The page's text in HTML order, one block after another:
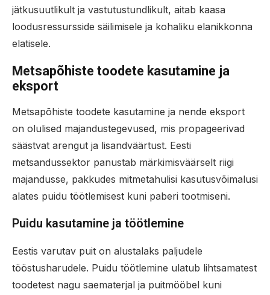
jätkusuutlikult ja vastutustundlikult, aitab kaasa
loodusressursside säilimisele ja kohaliku elanikkonna
elatisele.
Metsapõhiste toodete kasutamine ja
eksport
Metsapõhiste toodete kasutamine ja nende eksport
on olulised majandustegevused, mis propageerivad
säästvat arengut ja lisandväärtust. Eesti
metsandussektor panustab märkimisväärselt riigi
majandusse, pakkudes mitmetahulisi kasutusvõimalusi
alates puidu töötlemisest kuni paberi tootmiseni.
Puidu kasutamine ja töötlemine
Eestis varutav puit on alustalaks paljudele
tööstusharudele. Puidu töötlemine ulatub lihtsamatest
toodetest nagu saematerjal ja puitmööbel kuni